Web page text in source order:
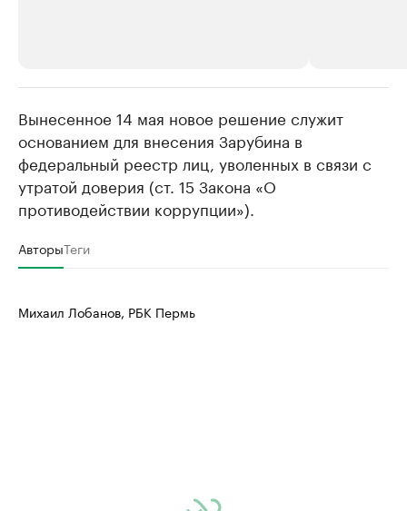
Крупные организации в
нефтегазовой промышленности
Найдите и проверьте данные в каталоге
Вынесенное 14 мая новое решение служит
основанием для внесения Зарубина в
федеральный реестр лиц, уволенных в связи с
утратой доверия (ст. 15 Закона «О
противодействии коррупции»).
АвторыТеги
Михаил Лобанов, РБК Пермь